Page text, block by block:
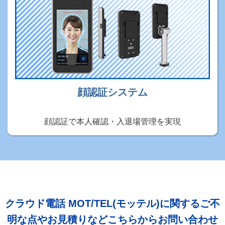
顔認証システム
顔認証で本人確認・入退場管理を実現
クラウド電話 MOT/TEL(モッテル)に関するご不
明な点やお見積りなどこちらからお問い合わせ